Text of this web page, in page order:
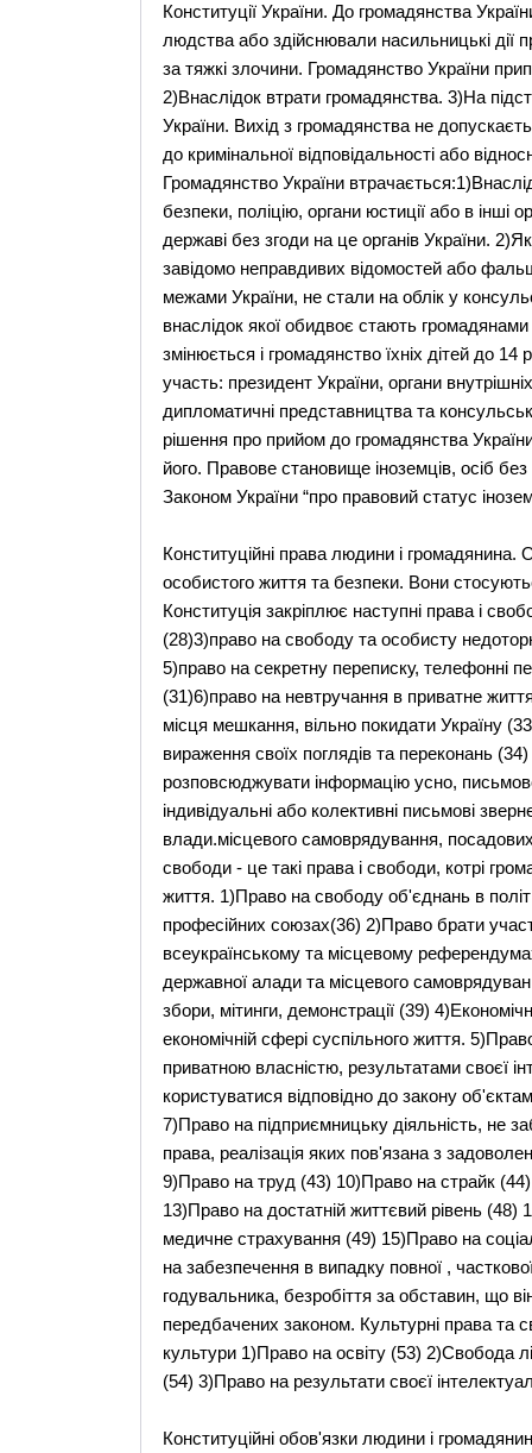
Конституції України. До громадянства
людства або здійснювали насильницькі дії
за тяжкі злочини. Громадянство України
2)Внаслідок втрати громадянства. 3)На
України. Вихід з громадянства не
до кримінальної відповідальності або
Громадянство України
безпеки, поліцію, органи юстиції або в інші
державі без згоди на це органів України.
завідомо неправдивих відомостей або
межами України, не стали на облік у
внаслідок якої обидвоє стають громадянами
змінюється і громадянство їхніх дітей до
участь: президент України, органи
дипломатичні представництва та
рішення про прийом до громадянства
його. Правове становище іноземців, осіб
Законом України “про правовий статус
Конституційні права людини і
особистого життя та безпеки. Вони
Конституція закріплює наступні права і
(28)3)право на свободу та особисту
5)право на секретну переписку, телефонні
(31)6)право на невтручання в приватне
місця мешкання, вільно покидати Україну
вираження своїх поглядів та переконань
розповсюджувати інформацію усно,
індивідуальні або колективні письмові
влади.місцевого самоврядування,
свободи - це такі права і свободи, котрі
життя. 1)Право на свободу об'єднань в
професійних союзах(36) 2)Право брати
всеукраїнському та місцевому
державної алади та місцевого
збори, мітинги, демонстрації (39)
економічній сфері суспільного життя.
приватною власністю, результатами своєї
користуватися відповідно до закону
7)Право на підприємницьку діяльність, не
права, реалізація яких пов'язана з
9)Право на труд (43) 10)Право на страйк
13)Право на достатній життєвий рівень
медичне страхування (49) 15)Право на
на забезпечення в випадку повної ,
годувальника, безробіття за обставин, що
передбачених законом. Культурні права
культури 1)Право на освіту (53) 2)Свобода
(54) 3)Право на результати своєї
Конституційні обов'язки людини і